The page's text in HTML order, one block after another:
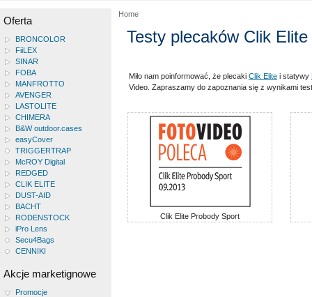
Oferta
BRONCOLOR
FiiLEX
SINAR
FOBA
MANFROTTO
AVENGER
LASTOLITE
CHIMERA
B&W outdoor.cases
easyCover
TRIGGERTRAP
McROY Digital
REDGED
CLIK ELITE
DUST-AID
BACHT
RODENSTOCK
iPro Lens
Secu4Bags
CENNIKI
Akcje marketignowe
Promocje
Home
Testy plecaków Clik
Miło nam poinformować, że plecaki Clik Elite i statywy
Video. Zapraszamy do zapoznania się z wynikami
Clik Elite Probody Sport